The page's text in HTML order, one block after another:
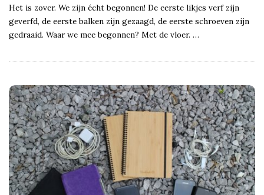
Het is zover. We zijn écht begonnen! De eerste likjes verf zijn
geverfd, de eerste balken zijn gezaagd, de eerste schroeven zijn
gedraaid. Waar we mee begonnen? Met de vloer. …